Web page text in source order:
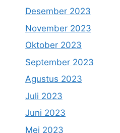
Desember 2023
November 2023
Oktober 2023
September 2023
Agustus 2023
Juli 2023
Juni 2023
Mei 2023